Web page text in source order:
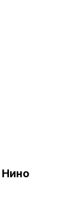
Нино